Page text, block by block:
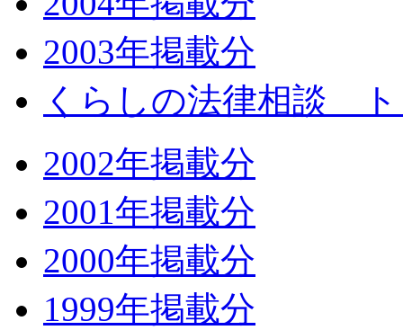
2003年掲載分
くらしの法律相談
2002年掲載分
2001年掲載分
2000年掲載分
1999年掲載分